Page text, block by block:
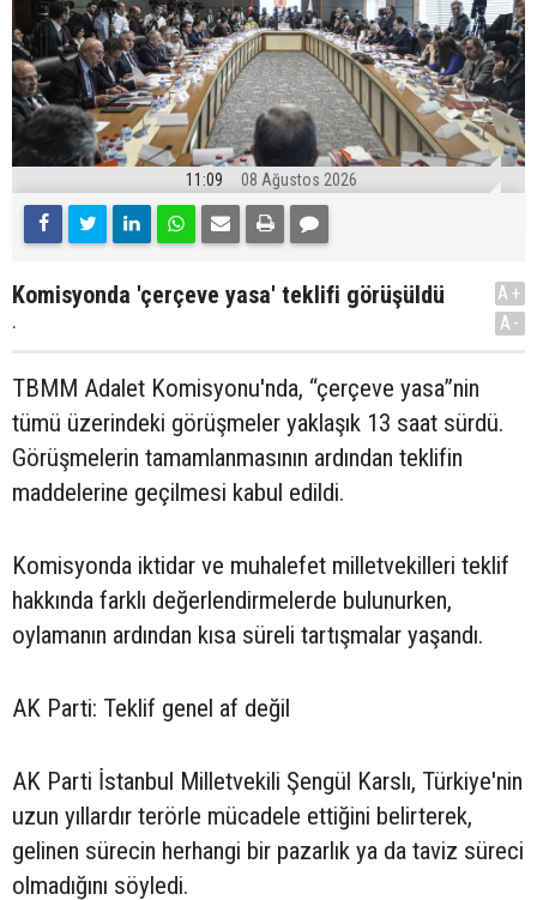
11:09 08 Ağustos 2026
Komisyonda 'çerçeve yasa' teklifi görüşüldü
.
A+
A-
TBMM Adalet Komisyonu'nda, “çerçeve yasa”nin
tümü üzerindeki görüşmeler yaklaşık 13 saat sürdü.
Görüşmelerin tamamlanmasının ardından teklifin
maddelerine geçilmesi kabul edildi.
Komisyonda iktidar ve muhalefet milletvekilleri teklif
hakkında farklı değerlendirmelerde bulunurken,
oylamanın ardından kısa süreli tartışmalar yaşandı.
AK Parti: Teklif genel af değil
AK Parti İstanbul Milletvekili Şengül Karslı, Türkiye'nin
uzun yıllardır terörle mücadele ettiğini belirterek,
gelinen sürecin herhangi bir pazarlık ya da taviz süreci
olmadığını söyledi.